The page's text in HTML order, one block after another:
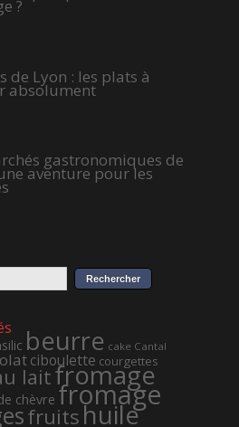
?
de Lyon : les plats à
absolument
gastronomiques de
aventure pour les
beurre cake Cantal
ciboulette courgettes
laitfromage
chèvre fromage
fruitshuile